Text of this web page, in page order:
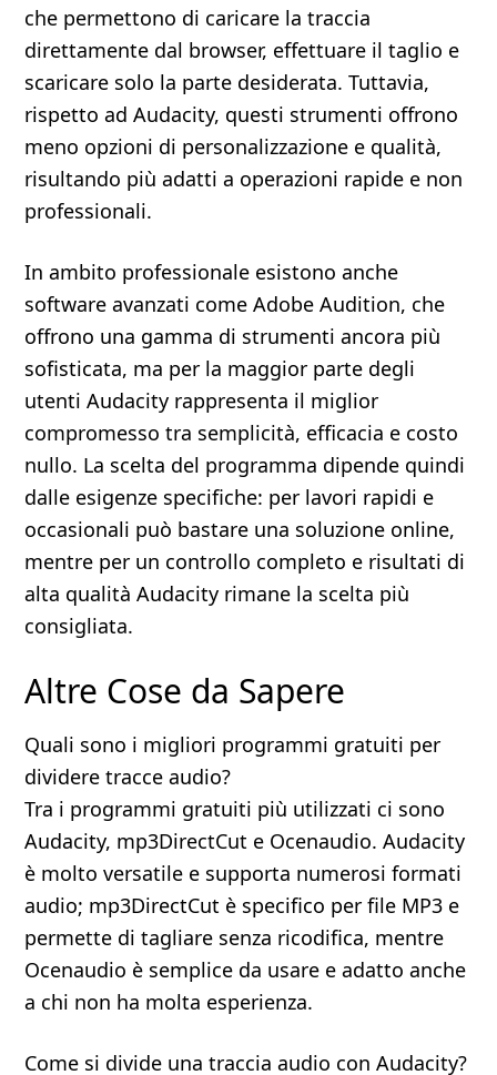
che permettono di caricare la traccia
direttamente dal browser, effettuare il taglio e
scaricare solo la parte desiderata. Tuttavia,
rispetto ad Audacity, questi strumenti offrono
meno opzioni di personalizzazione e qualità,
risultando più adatti a operazioni rapide e non
professionali.
In ambito professionale esistono anche
software avanzati come Adobe Audition, che
offrono una gamma di strumenti ancora più
sofisticata, ma per la maggior parte degli
utenti Audacity rappresenta il miglior
compromesso tra semplicità, efficacia e costo
nullo. La scelta del programma dipende quindi
dalle esigenze specifiche: per lavori rapidi e
occasionali può bastare una soluzione online,
mentre per un controllo completo e risultati di
alta qualità Audacity rimane la scelta più
consigliata.
Altre Cose da Sapere
Quali sono i migliori programmi gratuiti per
dividere tracce audio?
Tra i programmi gratuiti più utilizzati ci sono
Audacity, mp3DirectCut e Ocenaudio. Audacity
è molto versatile e supporta numerosi formati
audio; mp3DirectCut è specifico per file MP3 e
permette di tagliare senza ricodifica, mentre
Ocenaudio è semplice da usare e adatto anche
a chi non ha molta esperienza.
Come si divide una traccia audio con Audacity?